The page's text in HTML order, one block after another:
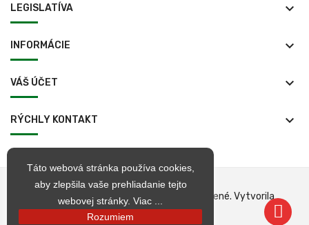
LEGISLATÍVA keyboard_arrow_down
INFORMÁCIE keyboard_arrow_down
VÁŠ ÚČET keyboard_arrow_down
RÝCHLY KONTAKT keyboard_arrow_down
Táto webová stránka používa cookies,
aby zlepšila vaše prehliadanie tejto
webovej stránky. Viac ...
Rozumiem
© 1998 – 2026 jarkop.sk Všetky práva vyhradené. Vytvorila
Becrea